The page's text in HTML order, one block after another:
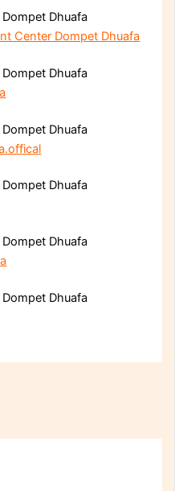
Dhuafa
Center Dompet Dhuafa
Dhuafa
Dhuafa
Dhuafa
Dhuafa
Dhuafa